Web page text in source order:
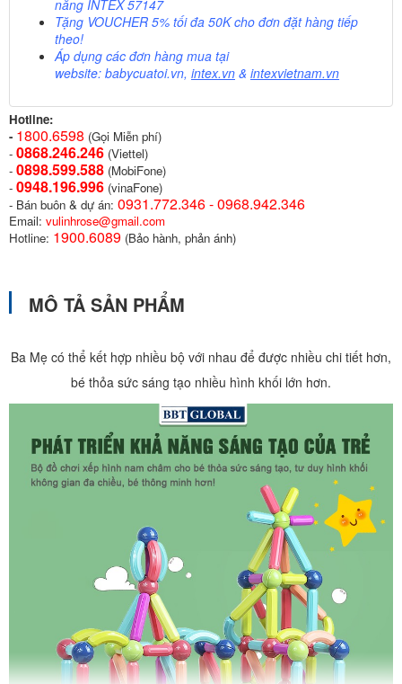
năng INTEX 57147
Tặng VOUCHER 5% tối đa 50K cho đơn đặt hàng tiếp
theo!
Áp dụng các đơn hàng mua tại
website: babycuatoi.vn, intex.vn & intexvietnam.vn
Hotline:
- 1800.6598 (Gọi Miễn phí)
- 0868.246.246 (Viettel)
- 0898.599.588 (MobiFone)
- 0948.196.996 (vinaFone)
- Bán buôn & dự án: 0931.772.346 - 0968.942.346
Email: vulinhrose@gmail.com
Hotline: 1900.6089 (Bảo hành, phản ánh)
MÔ TẢ SẢN PHẨM
Ba Mẹ có thể kết hợp nhiều bộ với nhau để được nhiều chi tiết hơn,
bé thỏa sức sáng tạo nhiều hình khối lớn hơn.